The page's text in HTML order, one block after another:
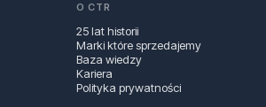
O CTR
25 lat historii
Marki które sprzedajemy
Baza wiedzy
Kariera
Polityka prywatności